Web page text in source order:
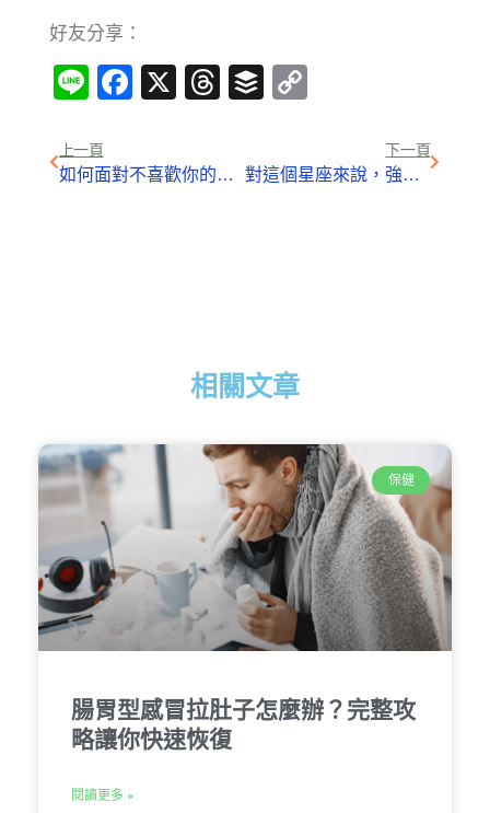
好友分享：
LineFacebook
X Threads
Buffer
上一頁
如何面對不喜歡你的人？心理學告訴你答案
下一頁
對這個星座來說，強硬、狠一點，很多時候是一種奢望
相關文章
保健
腸胃型感冒拉肚子怎麼辦？完整攻
略讓你快速恢復
閱讀更多 »